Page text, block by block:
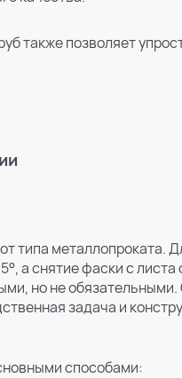
также позволяет
типа металлопроката.
а снятие фаски с
но не обязательными.
задача и
способами: